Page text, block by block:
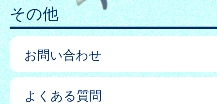
その他
お問い合わせ
よくある質問